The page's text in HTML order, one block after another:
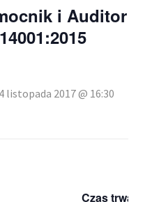
i Auditor
listopada 2017 @ 16:30
Czas trwania